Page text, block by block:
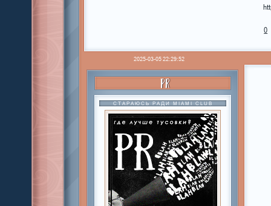
0
2025-03-05 22:29:52
PR
СТАРАЮСЬ РАДИ MIAMI CLUB